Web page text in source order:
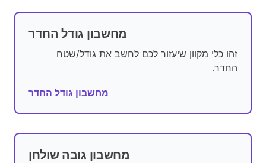
מחשבון גודל החדר
זהו כלי מקוון שיעזור לכם לחשב את גודל/שטח
החדר.
מחשבון גודל החדר
מחשבון גובה שולחן